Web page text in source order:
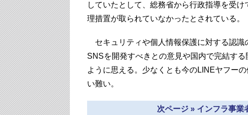
していたとして、総務省から行政指導を受
理措置が取られていなかったとされている。
セキュリティや個人情報保護に対する認識
SNSを開発すべきとの意見や国内で完結す
ように思える。少なくとも今のLINEヤフー
い難い。
次ページ » インフラ事業